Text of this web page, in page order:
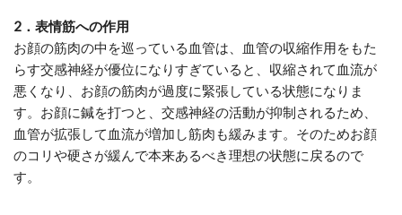
2．表情筋への作用
お顔の筋肉の中を巡っている血管は、血管の収縮作用をもた
らす交感神経が優位になりすぎていると、収縮されて血流が
悪くなり、お顔の筋肉が過度に緊張している状態になりま
す。お顔に鍼を打つと、交感神経の活動が抑制されるため、
血管が拡張して血流が増加し筋肉も緩みます。そのためお顔
のコリや硬さが緩んで本来あるべき理想の状態に戻るので
す。